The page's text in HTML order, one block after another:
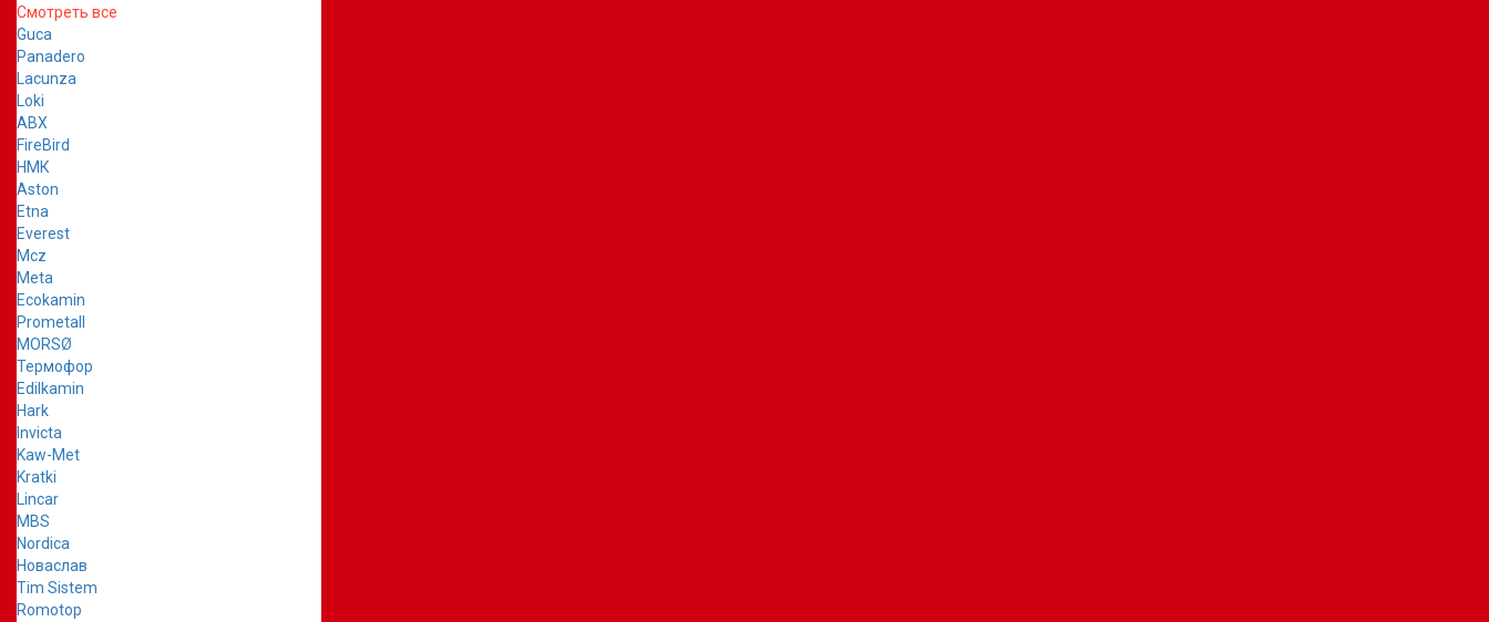
Смотреть все
Guca
Panadero
Lacunza
Loki
ABX
FireBird
НМК
Aston
Etna
Everest
Mcz
Meta
Ecokamin
Prometall
MORSØ
Термофор
Edilkamin
Hark
Invicta
Kaw-Met
Kratki
Lincar
MBS
Nordica
Новаслав
Tim Sistem
Romotop